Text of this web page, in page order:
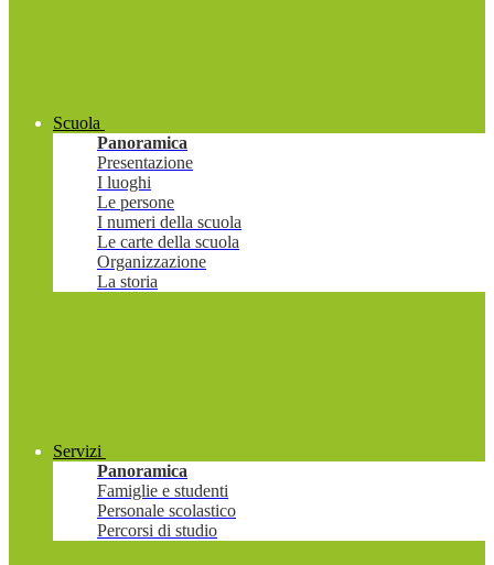
Scuola
Panoramica
Presentazione
I luoghi
Le persone
I numeri della scuola
Le carte della scuola
Organizzazione
La storia
Servizi
Panoramica
Famiglie e studenti
Personale scolastico
Percorsi di studio